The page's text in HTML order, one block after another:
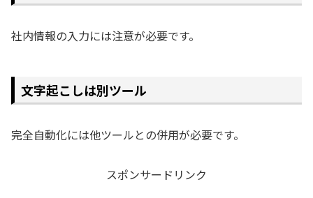
社内情報の入力には注意が必要です。
文字起こしは別ツール
完全自動化には他ツールとの併用が必要です。
スポンサードリンク